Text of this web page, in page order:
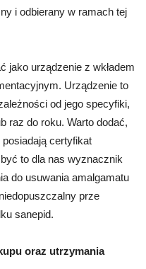
i odbierany w ramach tej
jako urządzenie z wkładem
Urządzenie to
od jego specyfiki,
raz do roku. Warto dodać,
certyfikat
to dla nas wyznacznik
do usuwania amalgamatu
prze
sanepid.
oraz utrzymania